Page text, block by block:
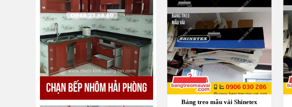
Bảng treo mẫu vải Shinetex